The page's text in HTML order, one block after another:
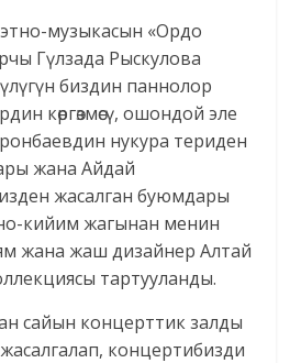
этно-музыкасын «Ордо
Гүлзада Рыскулова
биздин паннолор
көргөзмөсү, ошондой эле
нукура териден
жана Айдай
жасалган буюмдары
кийим жагынан менин
жана жаш дизайнер Алтай
тартууланды.
сайын концерттик залды
жасалгалап, концертибизди